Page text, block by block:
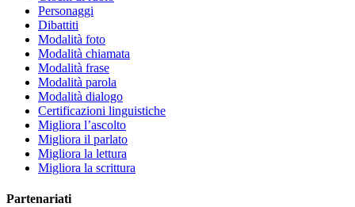
Personaggi
Dibattiti
Modalità foto
Modalità chiamata
Modalità frase
Modalità parola
Modalità dialogo
Certificazioni linguistiche
Migliora l’ascolto
Migliora il parlato
Migliora la lettura
Migliora la scrittura
Partenariati